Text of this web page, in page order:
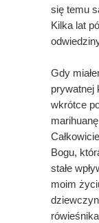
się temu
Kilka lat
Gdy
prywatnej
wkrótce
Bogu,
stałe
moim